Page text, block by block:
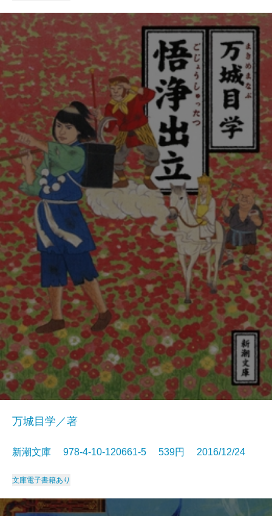
万城目学／著
新潮文庫 978-4-10-120661-5 539円 2016/12/24
文庫電子書籍あり